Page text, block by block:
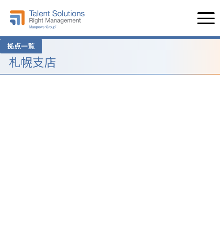
拠点一覧
札幌支店